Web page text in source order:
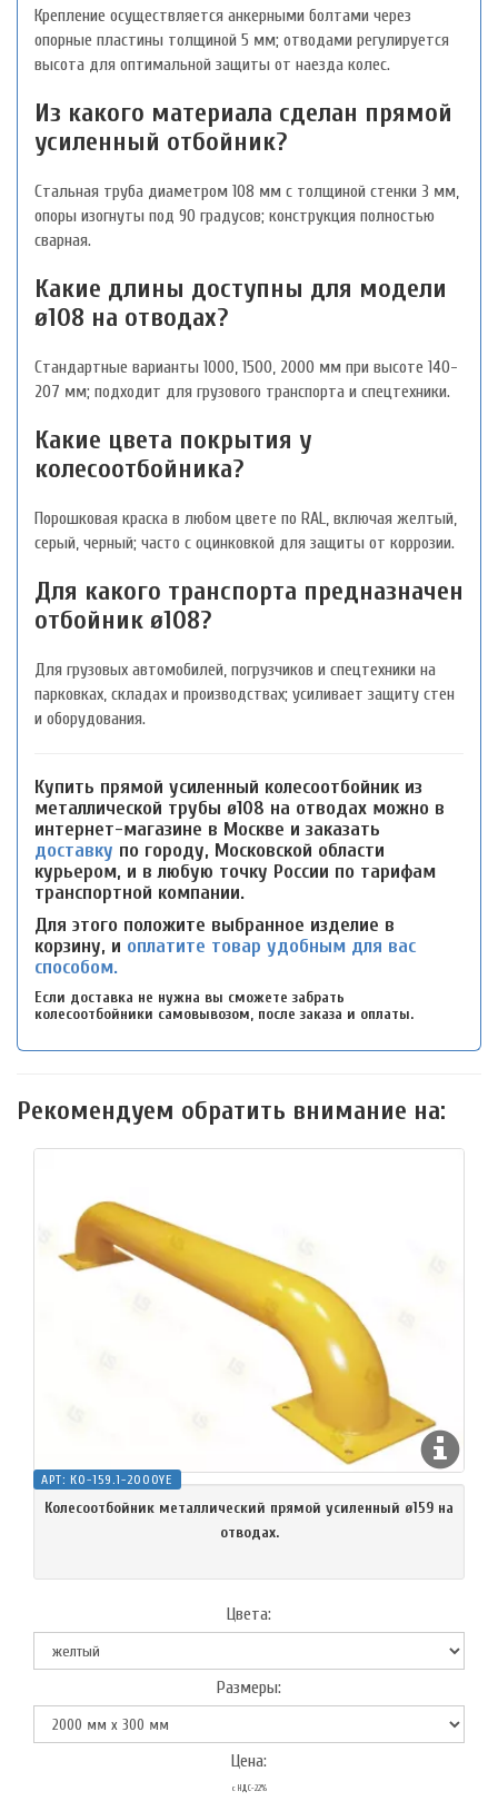
Крепление осуществляется анкерными болтами через
опорные пластины толщиной 5 мм; отводами регулируется
высота для оптимальной защиты от наезда колес.
Из какого материала сделан прямой
усиленный отбойник?
Стальная труба диаметром 108 мм с толщиной стенки 3 мм,
опоры изогнуты под 90 градусов; конструкция полностью
сварная.
Какие длины доступны для модели
ø108 на отводах?
Стандартные варианты 1000, 1500, 2000 мм при высоте 140-
207 мм; подходит для грузового транспорта и спецтехники.
Какие цвета покрытия у
колесоотбойника?
Порошковая краска в любом цвете по RAL, включая желтый,
серый, черный; часто с оцинковкой для защиты от коррозии.
Для какого транспорта предназначен
отбойник ø108?
Для грузовых автомобилей, погрузчиков и спецтехники на
парковках, складах и производствах; усиливает защиту стен
и оборудования.
Купить прямой усиленный колесоотбойник из
металлической трубы ø108 на отводах можно в
интернет-магазине в Москве и заказать
доставку по городу, Московской области
курьером, и в любую точку России по тарифам
транспортной компании.
Для этого положите выбранное изделие в
корзину, и оплатите товар удобным для вас
способом.
Если доставка не нужна вы сможете забрать
колесоотбойники самовывозом, после заказа и оплаты.
Рекомендуем обратить внимание на:
АРТ: КО-159.1-2000YE
Колесоотбойник металлический прямой усиленный ø159 на
отводах.
Цвета:
Размеры:
Цена:
с НДС-22%